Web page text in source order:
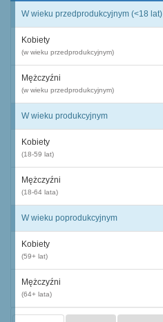
W wieku przedprodukcyjnym (<18 lat)
Kobiety
(w wieku przedprodukcyjnym)
Mężczyźni
(w wieku przedprodukcyjnym)
W wieku produkcyjnym
Kobiety
(18-59 lat)
Mężczyźni
(18-64 lata)
W wieku poprodukcyjnym
Kobiety
(59+ lat)
Mężczyźni
(64+ lata)